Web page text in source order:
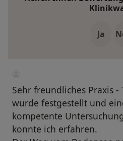
Ja
Sehr freundliches Praxis -
wurde festgestellt und
kompetente
konnte ich erfahren.